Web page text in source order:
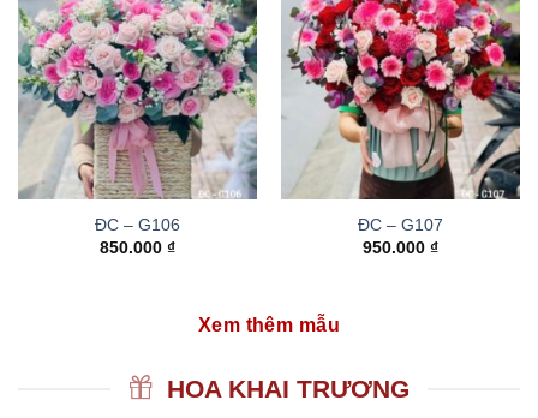
ĐC – G106
850.000 ₫
ĐC – G107
950.000 ₫
Xem thêm mẫu
HOA KHAI TRƯƠNG